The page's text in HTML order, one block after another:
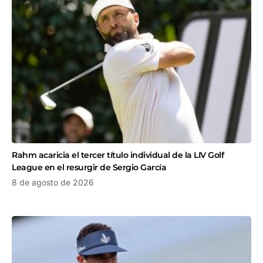
Rahm acaricia el tercer título individual de la LIV Golf
League en el resurgir de Sergio García
8 de agosto de 2026